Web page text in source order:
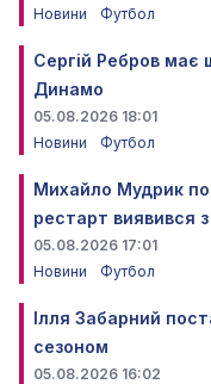
Новини
Футбол
Сергій Ребров має
Динамо
05.08.2026 18:01
Новини
Футбол
Михайло Мудрик
рестарт виявився
05.08.2026 17:01
Новини
Футбол
Ілля Забарний
сезоном
05.08.2026 16:02